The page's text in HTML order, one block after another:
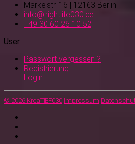
Markelstr. 16 | 12163 Berlin
info@nightlife030.de
+49 30 60 26 10 52
User
Passwort vergessen ?
Registrierung
Login
© 2026 KreaTIEF030 Impressum